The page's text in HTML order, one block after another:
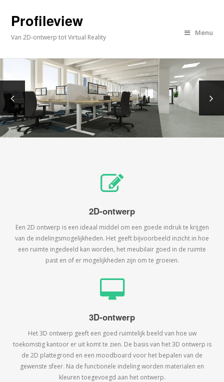
Profileview
Van 2D-ontwerp tot Virtual Reality
Menu
2D-ontwerp
Een 2D ontwerp is een ideaal middel om een goede indruk te krijgen
van de indelingsmogelijkheden. Het geeft bijvoorbeeld inzicht in hoe
een ruimte ingedeeld kan worden, het meubilair goed in de ruimte
past en of er mogelijkheden zijn om te groeien.
3D-ontwerp
Het 3D ontwerp geeft een goed ruimtelijk beeld van hoe uw
toekomstig kantoor er uit komt te zien. De basis van het 3D ontwerp is
de 2D plattegrond en een moodboard voor het bepalen van de
gewenste sfeer. Na de functionele indeling worden materialen en
kleuren toegevoegd aan het ontwerp.